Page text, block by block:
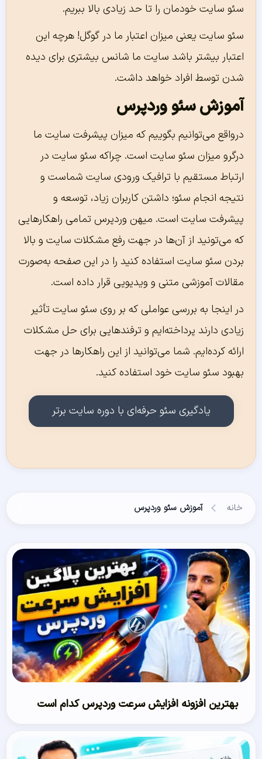
سئو سایت خودمان را تا حد زیادی بالا ببریم.
سئو سایت یعنی میزان اعتبار ما در گوگل! هرچه این
اعتبار بیشتر باشد سایت ما شانس بیشتری برای دیده
شدن توسط افراد خواهد داشت.
آموزش سئو وردپرس
درواقع می‌توانیم بگوییم که میزان پیشرفت سایت ما
درگرو میزان سئو سایت است. چراکه سئو سایت در
ارتباط مستقیم با ترافیک ورودی سایت شماست و
نتیجه انجام سئو؛ داشتن کاربران زیاد، توسعه و
پیشرفت سایت است. میهن وردپرس تمامی راهکارهایی
که می‌تونید از آن‌ها در جهت رفع مشکلات سایت و بالا
بردن سئو سایت استفاده کنید را در این صفحه به‌صورت
مقالات آموزشی متنی و ویدیویی قرار داده است.
در اینجا به بررسی عواملی که بر روی سئو سایت تأثیر
زیادی دارند پرداخته‌ایم و ترفندهایی برای حل مشکلات
ارائه کرده‌ایم. شما می‌توانید از این راهکارها در جهت
بهبود سئو سایت خود استفاده کنید.
یادگیری سئو حرفه‌ای با دوره سایت برتر
خانه آموزش سئو وردپرس
بهترین افزونه افزایش سرعت وردپرس کدام است